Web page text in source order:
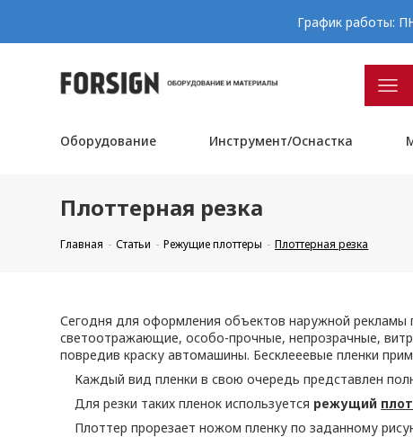
График работы:
Оборудование Инструмент/Оснастка
Плоттерная резка
Главная Статьи Режущие плоттеры Плоттерная резка
Сегодня для оформления объектов наружной рекламы
светоотражающие, особо-прочные, непрозрачные,
повредив краску автомашины. Бесклееевые пленки
Каждый вид пленки в свою очередь представлен
Для резки таких пленок используется режущий
Плоттер прорезает ножом пленку по заданному